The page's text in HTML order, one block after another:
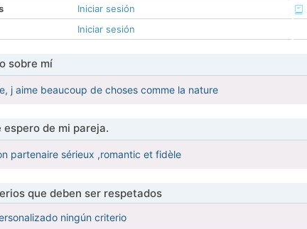
Iniciar sesión
Iniciar sesión
sobre mí
j aime beaucoup de choses comme la nature
espero de mi pareja.
partenaire sérieux ,romantic et fidèle
que deben ser respetados
ningún criterio